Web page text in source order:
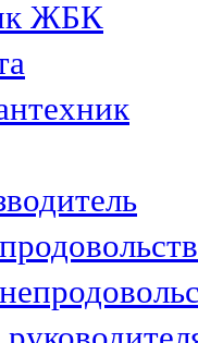
ЖБК